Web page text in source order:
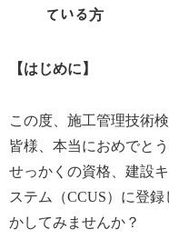
ている方
【はじめに】
この度、施工管理技術
皆様、本当におめでと
せっかくの資格、建設
ステム（CCUS）に登
かしてみませんか？